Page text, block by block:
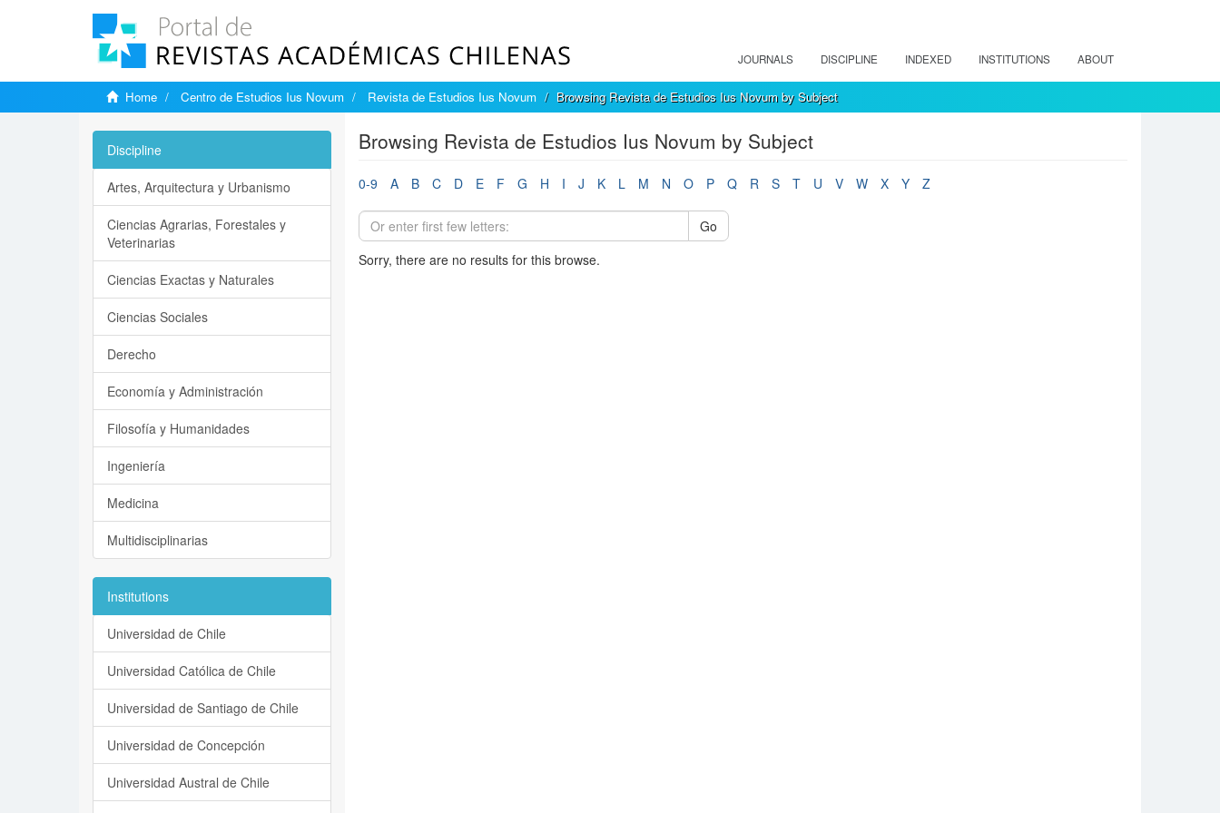
JOURNALS DISCIPLINE INDEXED INSTITUTIONS ABOUT
Home Centro de Estudios Ius Novum Revista de Estudios Ius Novum Browsing Revista de Estudios Ius Novum by Subject
Browsing Revista de Estudios Ius Novum by Subject
0-9 A B C D E F G H I J K L M N O P Q R S T U V W X Y Z
Go
Sorry, there are no results for this browse.
Discipline
Artes, Arquitectura y Urbanismo
Ciencias Agrarias, Forestales y
Veterinarias
Ciencias Exactas y Naturales
Ciencias Sociales
Derecho
Economía y Administración
Filosofía y Humanidades
Ingeniería
Medicina
Multidisciplinarias
Institutions
Universidad de Chile
Universidad Católica de Chile
Universidad de Santiago de Chile
Universidad de Concepción
Universidad Austral de Chile